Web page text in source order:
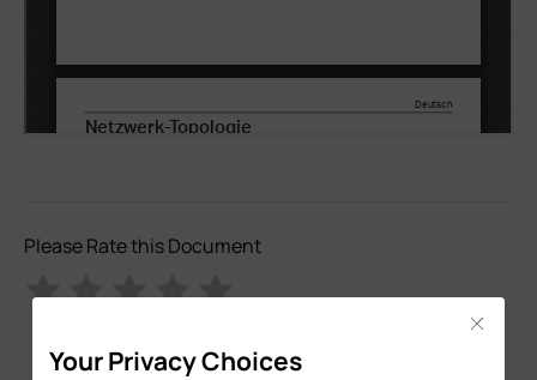
Please Rate this Document
Your Privacy Choices
Close